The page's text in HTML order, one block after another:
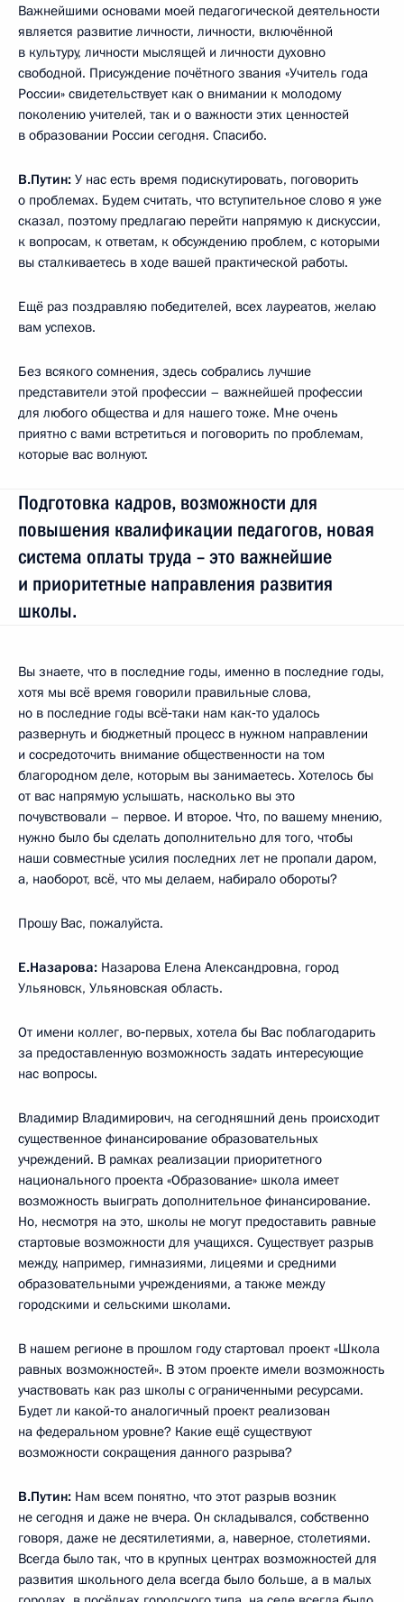
Важнейшими основами моей педагогической деятельности
является развитие личности, личности, включённой
в культуру, личности мыслящей и личности духовно
свободной. Присуждение почётного звания «Учитель года
России» свидетельствует как о внимании к молодому
поколению учителей, так и о важности этих ценностей
в образовании России сегодня. Спасибо.
В.Путин: У нас есть время подискутировать, поговорить
о проблемах. Будем считать, что вступительное слово я уже
сказал, поэтому предлагаю перейти напрямую к дискуссии,
к вопросам, к ответам, к обсуждению проблем, с которыми
вы сталкиваетесь в ходе вашей практической работы.
Ещё раз поздравляю победителей, всех лауреатов, желаю
вам успехов.
Без всякого сомнения, здесь собрались лучшие
представители этой профессии – важнейшей профессии
для любого общества и для нашего тоже. Мне очень
приятно с вами встретиться и поговорить по проблемам,
которые вас волнуют.
Подготовка кадров, возможности для
повышения квалификации педагогов, новая
система оплаты труда – это важнейшие
и приоритетные направления развития
школы.
Вы знаете, что в последние годы, именно в последние годы,
хотя мы всё время говорили правильные слова,
но в последние годы всё‑таки нам как‑то удалось
развернуть и бюджетный процесс в нужном направлении
и сосредоточить внимание общественности на том
благородном деле, которым вы занимаетесь. Хотелось бы
от вас напрямую услышать, насколько вы это
почувствовали – первое. И второе. Что, по вашему мнению,
нужно было бы сделать дополнительно для того, чтобы
наши совместные усилия последних лет не пропали даром,
а, наоборот, всё, что мы делаем, набирало обороты?
Прошу Вас, пожалуйста.
Е.Назарова: Назарова Елена Александровна, город
Ульяновск, Ульяновская область.
От имени коллег, во‑первых, хотела бы Вас поблагодарить
за предоставленную возможность задать интересующие
нас вопросы.
Владимир Владимирович, на сегодняшний день происходит
существенное финансирование образовательных
учреждений. В рамках реализации приоритетного
национального проекта «Образование» школа имеет
возможность выиграть дополнительное финансирование.
Но, несмотря на это, школы не могут предоставить равные
стартовые возможности для учащихся. Существует разрыв
между, например, гимназиями, лицеями и средними
образовательными учреждениями, а также между
городскими и сельскими школами.
В нашем регионе в прошлом году стартовал проект «Школа
равных возможностей». В этом проекте имели возможность
участвовать как раз школы с ограниченными ресурсами.
Будет ли какой‑то аналогичный проект реализован
на федеральном уровне? Какие ещё существуют
возможности сокращения данного разрыва?
В.Путин: Нам всем понятно, что этот разрыв возник
не сегодня и даже не вчера. Он складывался, собственно
говоря, даже не десятилетиями, а, наверное, столетиями.
Всегда было так, что в крупных центрах возможностей для
развития школьного дела всегда было больше, а в малых